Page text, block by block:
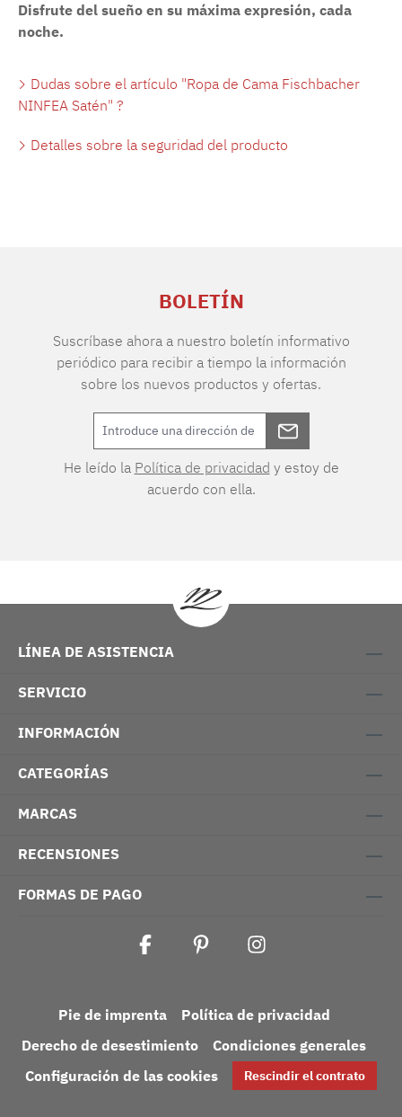
Disfrute del sueño en su máxima expresión, cada
noche.
Dudas sobre el artículo "Ropa de Cama Fischbacher
NINFEA Satén" ?
Detalles sobre la seguridad del producto
BOLETÍN
Suscríbase ahora a nuestro boletín informativo
periódico para recibir a tiempo la información
sobre los nuevos productos y ofertas.
He leído la Política de privacidad y estoy de
acuerdo con ella.
LÍNEA DE ASISTENCIA
SERVICIO
INFORMACIÓN
CATEGORÍAS
MARCAS
RECENSIONES
FORMAS DE PAGO
Pie de imprenta
Política de privacidad
Derecho de desestimiento
Condiciones generales
Configuración de las cookies
Rescindir el contrato